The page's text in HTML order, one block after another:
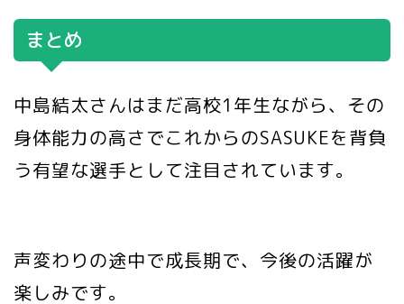
まとめ
中島結太さんはまだ高校1年生ながら、その
身体能力の高さでこれからのSASUKEを背負
う有望な選手として注目されています。
声変わりの途中で成長期で、今後の活躍が
楽しみです。